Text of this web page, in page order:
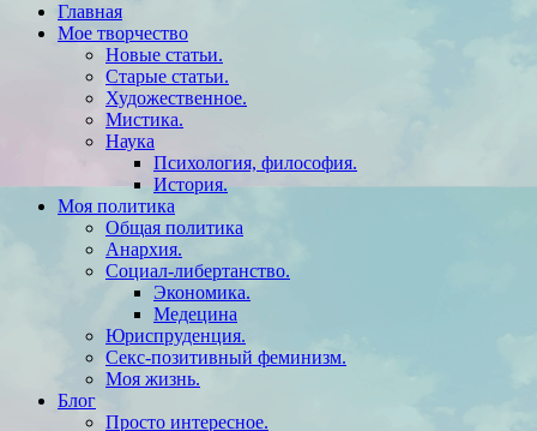
Главная
Мое творчество
Новые статьи.
Старые статьи.
Художественное.
Мистика.
Наука
Психология, философия.
История.
Моя политика
Общая политика
Анархия.
Социал-либертанство.
Экономика.
Медецина
Юриспруденция.
Секс-позитивный феминизм.
Моя жизнь.
Блог
Просто интересное.